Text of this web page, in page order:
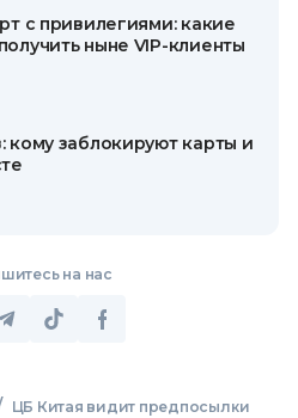
с привилегиями: какие
ныне VIP-клиенты
заблокируют карты и
на нас
ЦБ Китая видит предпосылки